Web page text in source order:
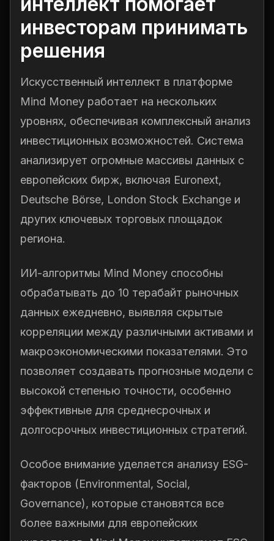
инвесторам принимать
решения
Искусственный интеллект в платформе
Mind Money работает на нескольких
уровнях, обеспечивая комплексный анализ
инвестиционных возможностей. Система
анализирует огромные массивы данных с
европейских бирж, включая Euronext,
Deutsche Börse, London Stock Exchange и
других ключевых торговых площадок
региона.
ИИ-алгоритмы Mind Money способны
обрабатывать до 10 терабайт рыночных
данных ежедневно, выявляя скрытые
корреляции между различными активами и
макроэкономическими показателями. Это
позволяет создавать прогнозные модели с
высокой степенью точности, особенно
эффективные для среднесрочных и
долгосрочных инвестиционных стратегий.
Особое внимание уделяется анализу ESG-
факторов (Environmental, Social,
Governance), которые становятся все
более важными для европейских